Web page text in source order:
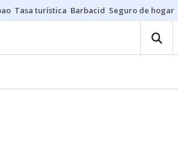
Tasa turística Barbacid Seguro de hogar